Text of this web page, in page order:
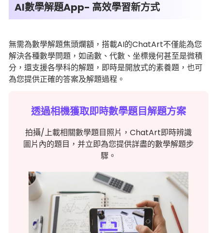
AI數學解題App- 高效學習新方式
無需為數學解題焦頭爛額，搭載AI的ChatArt不僅能為您
解決各種數學問題，如函數、代數、坐標幾何甚至是微積
分，還支援各學科的解題，即時是開放式的素養題，也可
為您提供正確的答案及解題過程。
透過相機獲取即時數學題目解題方案
拍攝/上載相關數學題目照片，ChatArt即時辨識
圖片內的題目，并立即為您提供詳盡的數學解題步
驟。